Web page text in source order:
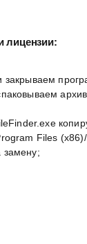
лицензии:
закрываем
Files